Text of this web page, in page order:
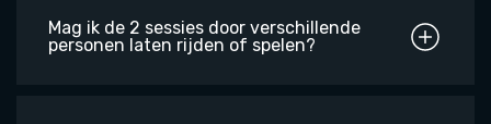
Mag ik de 2 sessies door verschillende
personen laten rijden of spelen?